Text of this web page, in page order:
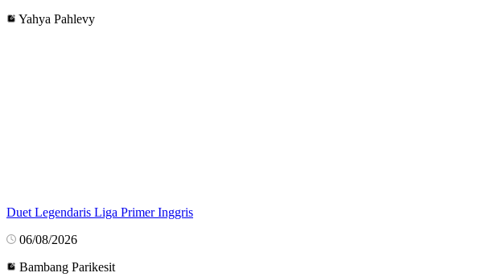
Yahya Pahlevy
Duet Legendaris Liga Primer Inggris
06/08/2026
Bambang Parikesit